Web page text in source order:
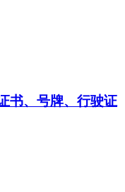
书、号牌、行驶证